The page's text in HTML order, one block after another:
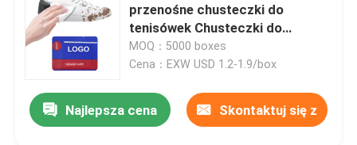
przenośne chusteczki do
tenisówek Chusteczki do
czyszczenia butów 30szt
MOQ：5000 boxes
Cena：EXW USD 1.2-1.9/box
Najlepsza cena Skontaktuj się z